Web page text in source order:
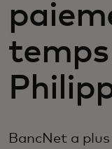
BancNet a